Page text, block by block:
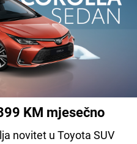
KM mjesečno
novitet u Toyota SUV